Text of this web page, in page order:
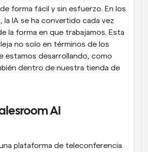
de forma fácil y sin esfuerzo. En los
la IA se ha convertido cada vez
la forma en que trabajamos. Esta
no solo en términos de los
dentro de nuestra tienda de
AI
plataforma de teleconferencia